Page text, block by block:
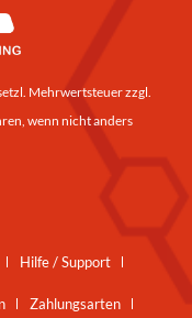
Mehrwertsteuer zzgl.
wenn nicht anders
Hilfe / Support
Zahlungsarten